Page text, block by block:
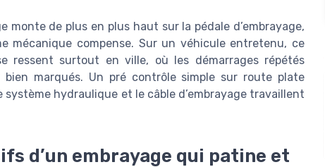
monte de plus en plus haut sur la pédale d’embrayage,
mécanique compense. Sur un véhicule entretenu, ce
ressent surtout en ville, où les démarrages répétés
marqués. Un pré contrôle simple sur route plate
hydraulique et le câble d’embrayage travaillent
d’un embrayage qui patine et